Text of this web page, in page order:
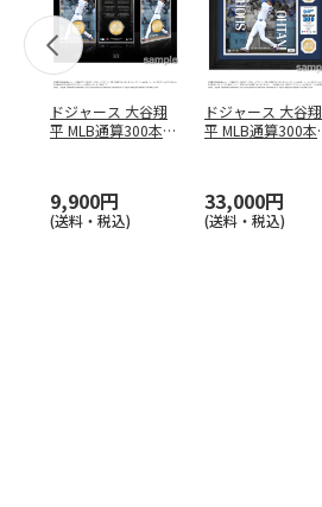
ドジャース 大谷翔
平 MLB通算300本塁
9,900円
(送料・税込)
ドジャース 大谷翔
平 MLB通算300本
33,000円
(送料・税込)